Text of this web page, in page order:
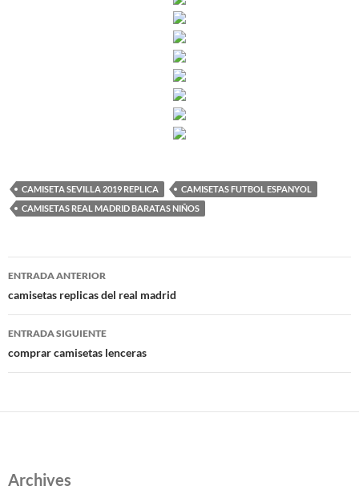
CAMISETA SEVILLA 2019 REPLICA
CAMISETAS FUTBOL ESPANYOL
CAMISETAS REAL MADRID BARATAS NIÑOS
Navegación
de
entradas
ENTRADA ANTERIOR
camisetas replicas del real madrid
ENTRADA SIGUIENTE
comprar camisetas lenceras
Archives